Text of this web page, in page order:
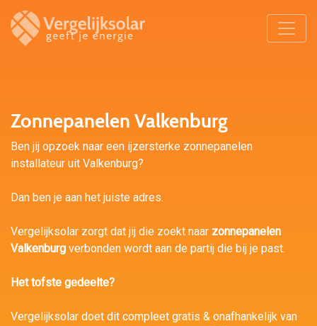
Zonnepanelen Valkenburg
Ben jij opzoek naar een ijzersterke zonnepanelen
installateur uit Valkenburg?
Dan ben je aan het juiste adres.
Vergelijksolar zorgt dat jij die zoekt naar zonnepanelen
Valkenburg verbonden wordt aan de partij die bij je past.
Het tofste gedeelte?
Vergelijksolar doet dit compleet gratis & onafhankelijk van